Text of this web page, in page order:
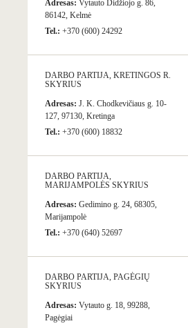
Adresas: Vytauto Didžiojo g. 86,
86142, Kelmė
Tel.: +370 (600) 24292
DARBO PARTIJA, KRETINGOS R.
SKYRIUS
Adresas: J. K. Chodkevičiaus g. 10-
127, 97130, Kretinga
Tel.: +370 (600) 18832
DARBO PARTIJA,
MARIJAMPOLĖS SKYRIUS
Adresas: Gedimino g. 24, 68305,
Marijampolė
Tel.: +370 (640) 52697
DARBO PARTIJA, PAGĖGIŲ
SKYRIUS
Adresas: Vytauto g. 18, 99288,
Pagėgiai